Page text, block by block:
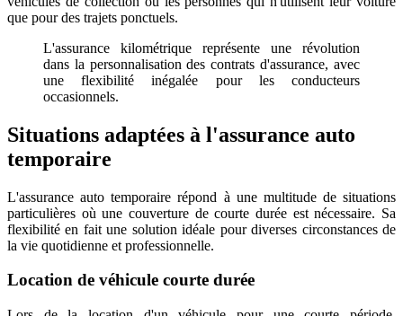
que pour des trajets ponctuels.
L'assurance kilométrique représente une révolution
dans la personnalisation des contrats d'assurance, avec
une flexibilité inégalée pour les conducteurs
occasionnels.
Situations adaptées à l'assurance auto
temporaire
L'assurance auto temporaire répond à une multitude de situations
particulières où une couverture de courte durée est nécessaire. Sa
flexibilité en fait une solution idéale pour diverses circonstances de
la vie quotidienne et professionnelle.
Location de véhicule courte durée